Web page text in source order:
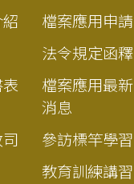
檔案應用申請
法令規定函釋
檔案應用最新
消息
參訪標竿學習
教育訓練講習